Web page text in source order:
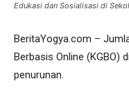
Edukasi dan Sosialisasi di
BeritaYogya.com –
Berbasis Online (KGBO)
penurunan.